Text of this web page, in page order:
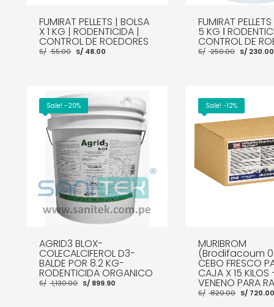
FUMIRAT PELLETS | BOLSA
X 1 KG | RODENTICIDA |
CONTROL DE ROEDORES
S/ 55.00 El
precio
S/ 48.00
AÑADIR AL CARRITO MORE INFO
FUMIRAT
5 KG ǀ
CONTROL DE
S/ 250.00 El
precio
S/230.00El
AÑADIR AL CARRITO
Sale! -20%
AGRID3 BLOX-
COLECALCIFEROL D3-
BALDE POR 8.2 KG-
RODENTICIDA ORGANICO
S/ 1,130.00 El
precio
S/ 899.90
Sale! -12%
MURIBROM
(Brodifacoum
CEBO FRESCO
CAJA X 15 KILOS
VENENO PARA
S/ 820.00 El
precio
S/720.00